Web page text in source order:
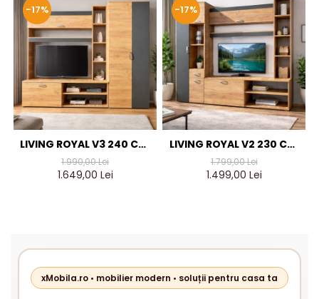
-17%
LIVING ROYAL V3 240 CM,
STEJAR AURIU & GRI
ANTRACIT – MOBILIER
1.990,00 Lei
1.649,00 Lei
-17%
LIVING ROYAL V2 230 CM,
STEJAR AURIU & GRI
ANTRACIT – MOBILIER
1.799,00 Lei
1.499,00 Lei
xMobila.ro • mobilier modern • soluții pentru casa ta